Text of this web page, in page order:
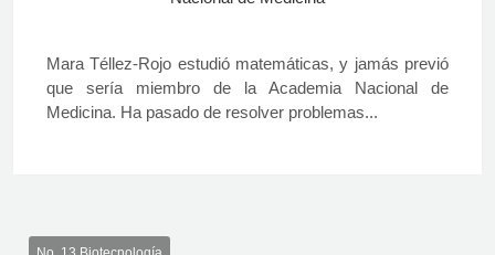
Mara Téllez-Rojo estudió matemáticas, y jamás previó
que sería miembro de la Academia Nacional de
Medicina. Ha pasado de resolver problemas...